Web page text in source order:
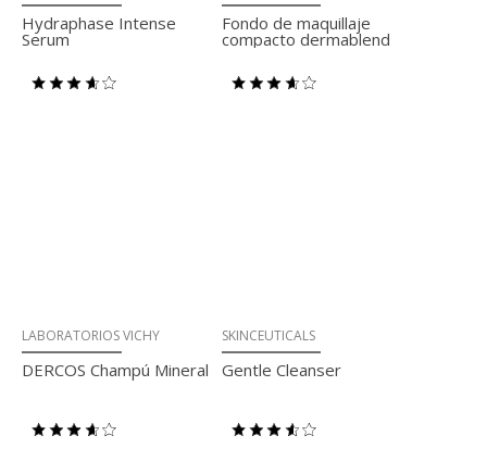
Hydraphase Intense
Serum
Fondo de maquillaje
compacto dermablend
LABORATORIOS VICHY
DERCOS Champú Mineral
SKINCEUTICALS
Gentle Cleanser